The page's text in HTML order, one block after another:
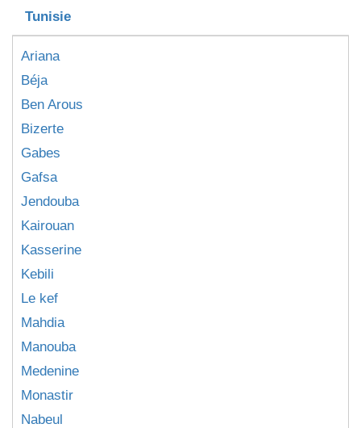
Tunisie
Ariana
Béja
Ben Arous
Bizerte
Gabes
Gafsa
Jendouba
Kairouan
Kasserine
Kebili
Le kef
Mahdia
Manouba
Medenine
Monastir
Nabeul